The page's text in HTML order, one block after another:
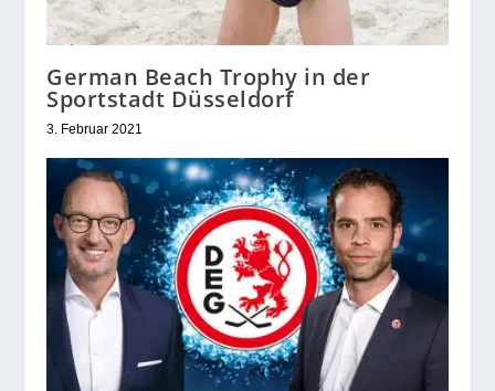
German Beach Trophy in der
Sportstadt Düsseldorf
3. Februar 2021